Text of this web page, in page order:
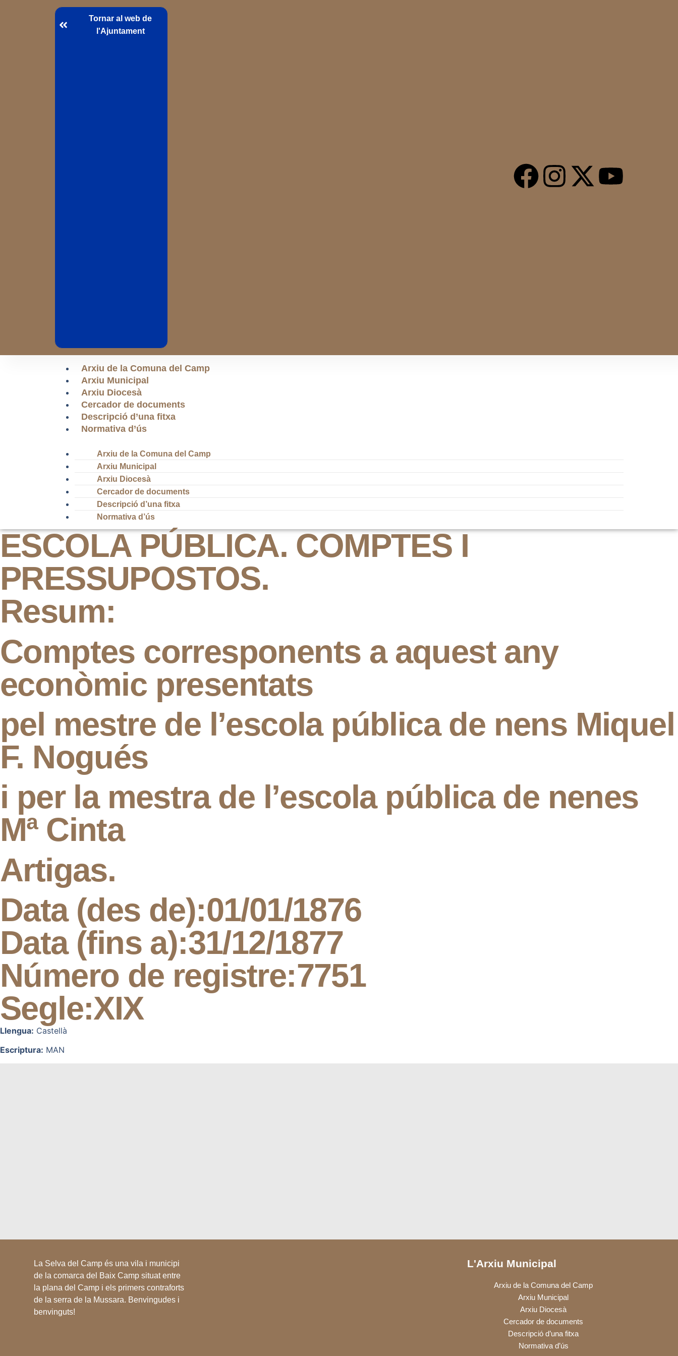
Tornar al web de
l'Ajuntament
Arxiu de la Comuna del Camp
Arxiu Municipal
Arxiu Diocesà
Cercador de documents
Descripció d’una fitxa
Normativa d’ús
Arxiu de la Comuna del Camp
Arxiu Municipal
Arxiu Diocesà
Cercador de documents
Descripció d’una fitxa
Normativa d’ús
ESCOLA PÚBLICA. COMPTES I
PRESSUPOSTOS.
Resum:
Comptes corresponents a aquest any
econòmic presentats
pel mestre de l’escola pública de nens Miquel
F. Nogués
i per la mestra de l’escola pública de nenes
Mª Cinta
Artigas.
Data (des de):01/01/1876
Data (fins a):31/12/1877
Número de registre:7751
Segle:XIX
Llengua: Castellà
Escriptura: MAN
La Selva del Camp és una vila i municipi
de la comarca del Baix Camp situat entre
la plana del Camp i els primers contraforts
de la serra de la Mussara. Benvingudes i
benvinguts!
L'Arxiu Municipal
Arxiu de la Comuna del Camp
Arxiu Municipal
Arxiu Diocesà
Cercador de documents
Descripció d’una fitxa
Normativa d’ús